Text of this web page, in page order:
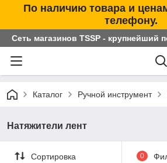
По наличию товара и
телефону.
Сеть магазинов TSSP - крупнейший
Каталог Ручной инструмент
Натяжители лент
Сортировка 0